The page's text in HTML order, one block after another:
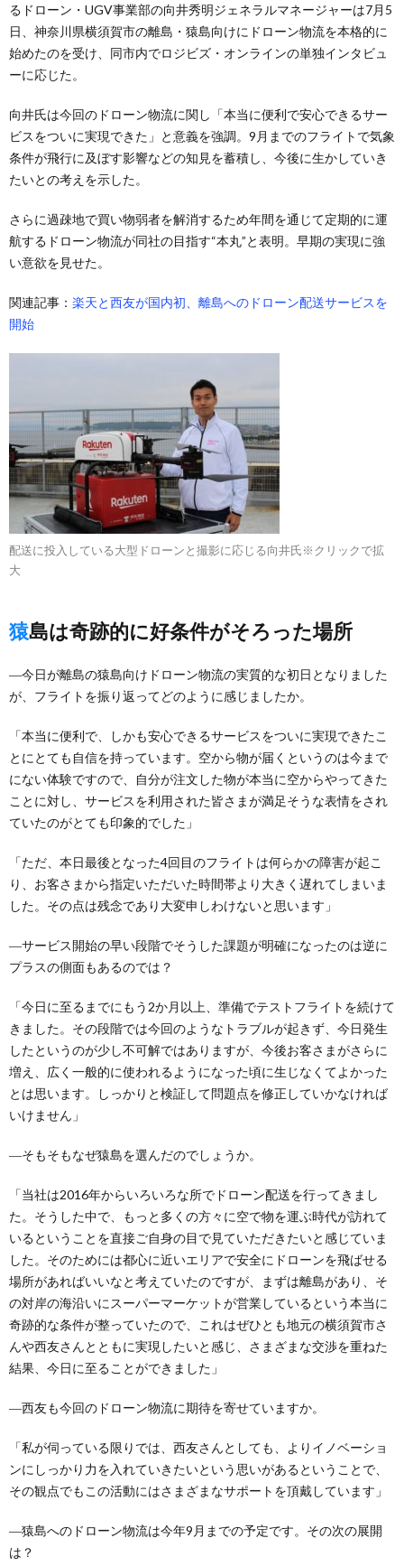
るドローン・UGV事業部の向井秀明ジェネラルマネージャーは7月5
日、神奈川県横須賀市の離島・猿島向けにドローン物流を本格的に
始めたのを受け、同市内でロジビズ・オンラインの単独インタビュ
ーに応じた。
向井氏は今回のドローン物流に関し「本当に便利で安心できるサー
ビスをついに実現できた」と意義を強調。9月までのフライトで気象
条件が飛行に及ぼす影響などの知見を蓄積し、今後に生かしていき
たいとの考えを示した。
さらに過疎地で買い物弱者を解消するため年間を通じて定期的に運
航するドローン物流が同社の目指す“本丸”と表明。早期の実現に強
い意欲を見せた。
関連記事： 楽天と西友が国内初、離島へのドローン配送サービスを
開始
配送に投入している大型ドローンと撮影に応じる向井氏※クリックで拡
大
猿島は奇跡的に好条件がそろった場所
―今日が離島の猿島向けドローン物流の実質的な初日となりました
が、フライトを振り返ってどのように感じましたか。
「本当に便利で、しかも安心できるサービスをついに実現できたこ
とにとても自信を持っています。空から物が届くというのは今まで
にない体験ですので、自分が注文した物が本当に空からやってきた
ことに対し、サービスを利用された皆さまが満足そうな表情をされ
ていたのがとても印象的でした」
「ただ、本日最後となった4回目のフライトは何らかの障害が起こ
り、お客さまから指定いただいた時間帯より大きく遅れてしまいま
した。その点は残念であり大変申しわけないと思います」
―サービス開始の早い段階でそうした課題が明確になったのは逆に
プラスの側面もあるのでは？
「今日に至るまでにもう2か月以上、準備でテストフライトを続けて
きました。その段階では今回のようなトラブルが起きず、今日発生
したというのが少し不可解ではありますが、今後お客さまがさらに
増え、広く一般的に使われるようになった頃に生じなくてよかった
とは思います。しっかりと検証して問題点を修正していかなければ
いけません」
―そもそもなぜ猿島を選んだのでしょうか。
「当社は2016年からいろいろな所でドローン配送を行ってきまし
た。そうした中で、もっと多くの方々に空で物を運ぶ時代が訪れて
いるということを直接ご自身の目で見ていただきたいと感じていま
した。そのためには都心に近いエリアで安全にドローンを飛ばせる
場所があればいいなと考えていたのですが、まずは離島があり、そ
の対岸の海沿いにスーパーマーケットが営業しているという本当に
奇跡的な条件が整っていたので、これはぜひとも地元の横須賀市さ
んや西友さんとともに実現したいと感じ、さまざまな交渉を重ねた
結果、今日に至ることができました」
―西友も今回のドローン物流に期待を寄せていますか。
「私が伺っている限りでは、西友さんとしても、よりイノベーショ
ンにしっかり力を入れていきたいという思いがあるということで、
その観点でもこの活動にはさまざまなサポートを頂戴しています」
―猿島へのドローン物流は今年9月までの予定です。その次の展開
は？